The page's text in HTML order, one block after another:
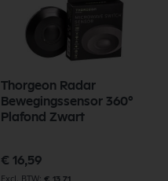
Thorgeon Radar
Bewegingssensor 360°
Plafond Zwart
€ 16,59
€ 13,71